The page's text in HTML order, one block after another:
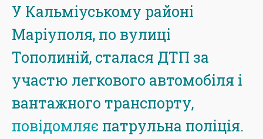
У Кальміуському районі
Маріуполя, по вулиці
Тополиній, сталася ДТП за
участю легкового автомобіля і
вантажного транспорту,
повідомляє патрульна поліція.